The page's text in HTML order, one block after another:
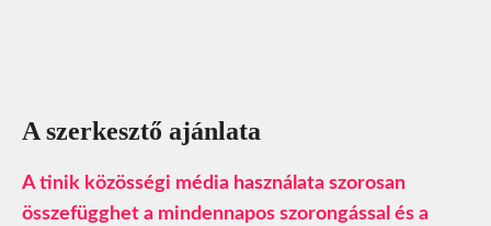
A szerkesztő ajánlata
A tinik közösségi média használata szorosan
összefügghet a mindennapos szorongással és a